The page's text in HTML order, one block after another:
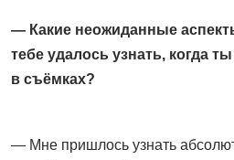
— Какие неожиданные
тебе удалось узнать, когда
в съёмках?
— Мне пришлось узнать